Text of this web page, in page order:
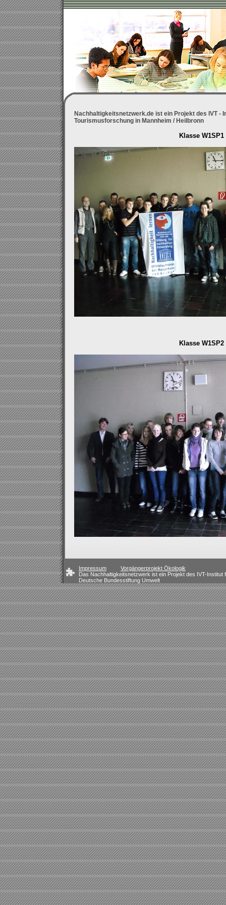
Nachhaltigkeitsnetzwerk.de ist ein Projekt des IVT -
Tourismusforschung in Mannheim / Heilbronn
Klasse W1SP1
Klasse W1SP2
Impressum
Vorgängerprojekt Ökologik
Das Nachhaltigkeitsnetzwerk ist ein Projekt des IVT-
Deutsche Bundesstiftung Umwelt